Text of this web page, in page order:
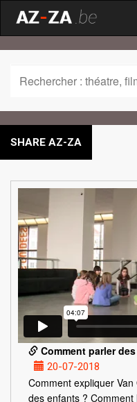
SHARE AZ-ZA
Comment parler
20-07-2018
Comment expliquer
des enfants ?